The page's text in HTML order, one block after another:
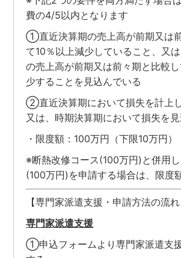
費の4/5以内となります
①直近決算期の売上高が前期又は
て10％以上減少していること、又
の売上高が前期又は前々期と比較
少することを見込んでいる
②直近決算期において損失を計上し
又は、時期決算期において損失を
・限度額：100万円（下限10万円）
※断熱改修コース(100万円)と併用
(100万円)を申請する場合は、限度
【専門家派遣支援・申請方法の流れ
専門家派遣支援
①申込フォームより専門家派遣支